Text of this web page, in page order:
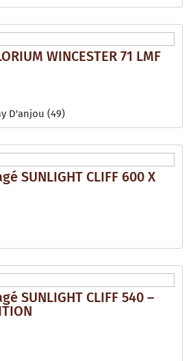
WINCESTER 71 LMF
D'anjou (49)
SUNLIGHT CLIFF 600 X
SUNLIGHT CLIFF 540 –